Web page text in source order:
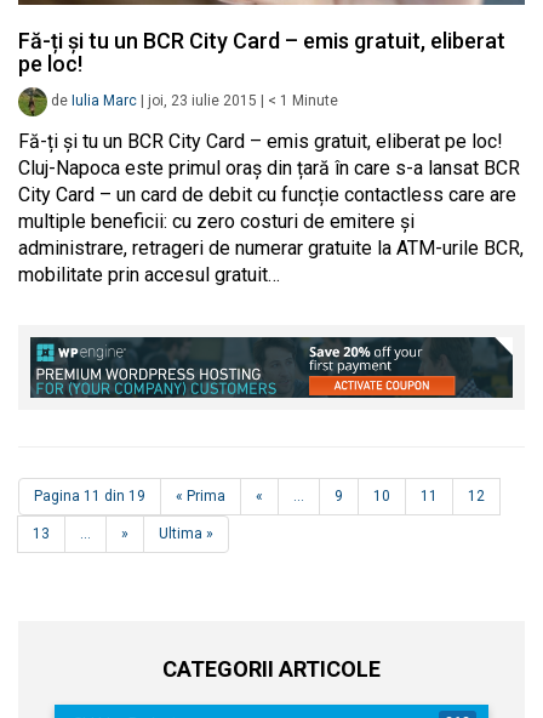
Fă-ți și tu un BCR City Card – emis gratuit, eliberat
pe loc!
de Iulia Marc joi, 23 iulie 2015 < 1 Minute
Fă-ți și tu un BCR City Card – emis gratuit, eliberat pe loc!
Cluj-Napoca este primul oraș din țară în care s-a lansat BCR
City Card – un card de debit cu funcție contactless care are
multiple beneficii: cu zero costuri de emitere și
administrare, retrageri de numerar gratuite la ATM-urile BCR,
mobilitate prin accesul gratuit…
Pagina 11 din 19 « Prima « 9 10 11 12
13 » Ultima »
CATEGORII ARTICOLE